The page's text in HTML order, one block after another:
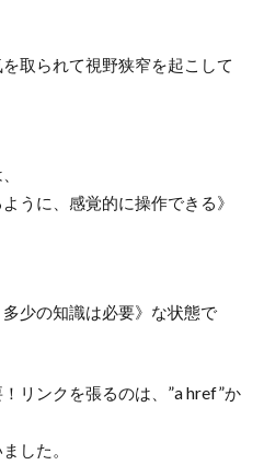
取られて視野狭窄を起こして
うに、感覚的に操作できる》
少の知識は必要》な状態で
リンクを張るのは、”a href”か
した。